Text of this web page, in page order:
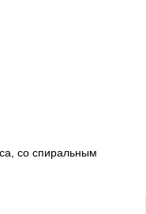
со спиральным